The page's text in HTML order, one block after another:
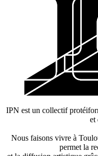
IPN est un collectif
et
Nous faisons vivre à
permet la